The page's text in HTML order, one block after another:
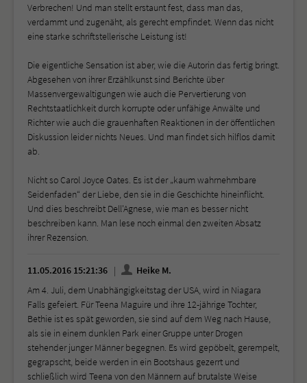
Verbrechen! Und man stellt erstaunt fest, dass man das,
verdammt und zugenäht, als gerecht empfindet. Wenn das nicht
eine starke schriftstellerische Leistung ist!
Die eigentliche Sensation ist aber, wie die Autorin das fertig bringt.
Abgesehen von ihrer Erzählkunst sind Berichte über
Massenvergewaltigungen wie auch die Pervertierung von
Rechtstaatlichkeit durch korrupte oder unfähige Anwälte und
Richter wie auch die grauenhaften Reaktionen in der öffentlichen
Diskussion leider nichts Neues. Und man findet sich hilflos damit
ab.
Nicht so Carol Joyce Oates. Es ist der „kaum wahrnehmbare
Seidenfaden“ der Liebe, den sie in die Geschichte hineinflicht.
Und dies beschreibt Dell'Agnese, wie man es besser nicht
beschreiben kann. Man lese noch einmal den zweiten Absatz
ihrer Rezension.
11.05.2016 15:21:36
Heike M.
Am 4. Juli, dem Unabhängigkeitstag der USA, wird in Niagara
Falls gefeiert. Für Teena Maguire und ihre 12-jährige Tochter,
Bethie ist es spät geworden, sie sind auf dem Weg nach Hause,
als sie in einem dunklen Park einer Gruppe unter Drogen
stehender junger Männer begegnen. Es wird gepöbelt, gerempelt,
gegrapscht, beide werden in ein Bootshaus gezerrt und
schließlich wird Teena von den Männern auf brutalste Weise